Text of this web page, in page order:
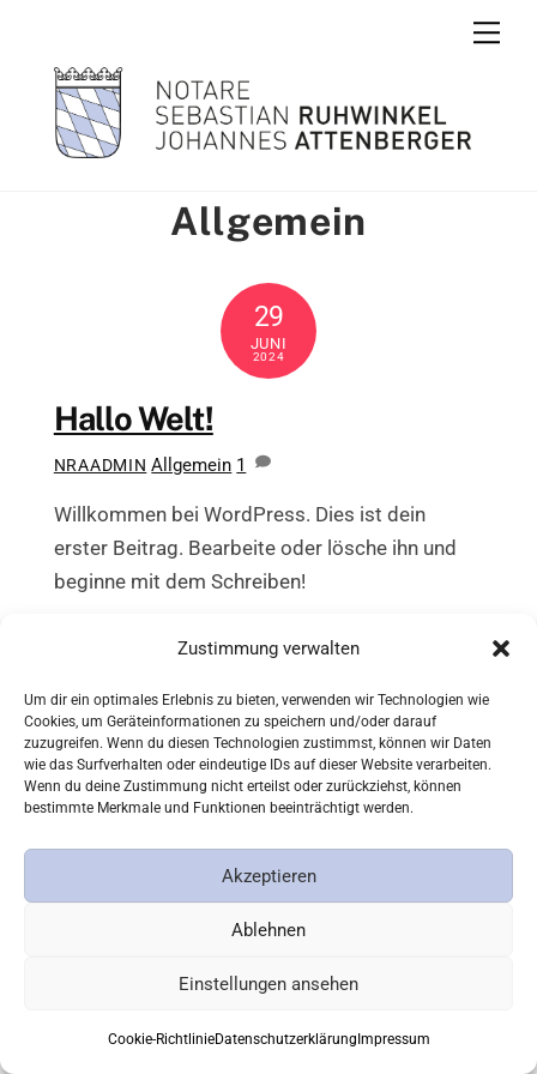
Zustimmung verwalten
Um dir ein optimales Erlebnis zu bieten, verwenden wir Technologien wie
Cookies, um Geräteinformationen zu speichern und/oder darauf
zuzugreifen. Wenn du diesen Technologien zustimmst, können wir Daten
wie das Surfverhalten oder eindeutige IDs auf dieser Website verarbeiten.
Wenn du deine Zustimmung nicht erteilst oder zurückziehst, können
bestimmte Merkmale und Funktionen beeinträchtigt werden.
Akzeptieren
Ablehnen
Einstellungen ansehen
Cookie-RichtlinieDatenschutzerklärung Impressum
content
Allgemein
29
JUNI
2024
Hallo Welt!
NRAADMIN Allgemein 1
Willkommen bei WordPress. Dies ist dein
erster Beitrag. Bearbeite oder lösche ihn und
beginne mit dem Schreiben!
Back
To
Notare Ruhwinkel und Attenberger
Cookie-Richtlinie (EU)